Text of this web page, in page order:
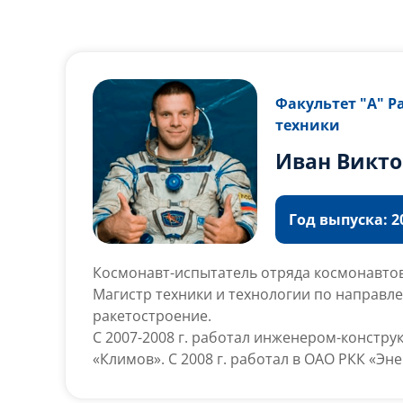
Факультет "А"
техники
Иван
Год выпуска:
Космонавт-испытатель отряда
Магистр техники и технологии по
ракетостроение.
С 2007-2008 г. работал инженером-
«Климов». С 2008 г. работал в ОАО РКК